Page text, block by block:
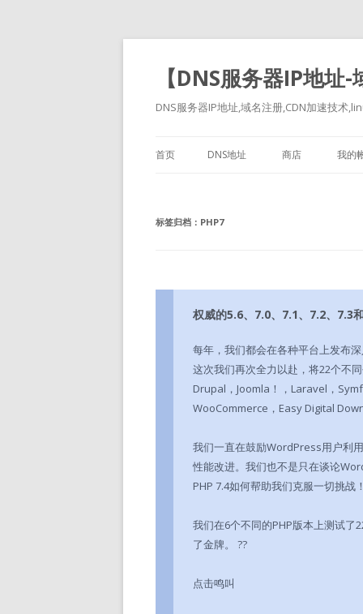
【DNS服务器IP地
DNS服务器IP地址,域名注册,CDN加速技术
首页 DNS地址 商店 我的
标签归档： PHP7
权威的5.6、7.0、7.1、7.2、7.3
每年，我们都会在各种平台上发布
这次我们再次全力以赴，将22个不
Drupal，Joomla！，Laravel，
WooCommerce，Easy Digital
我们一直在鼓励WordPress用户利
性能改进。我们也不是只在谈论
PHP 7.4如何帮助我们克服一切挑战
我们在6个不同的PHP版本上测试了
了金牌。 ??
点击鸣叫